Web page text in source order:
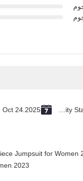
Oct 24.2025
Jumpsuit for
2023@